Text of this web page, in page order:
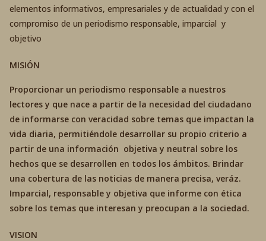
elementos informativos, empresariales y de actualidad y con el
compromiso de un periodismo responsable, imparcial y
objetivo
MISIÓN
Proporcionar un periodismo responsable a nuestros
lectores y que nace a partir de la necesidad del ciudadano
de informarse con veracidad sobre temas que impactan la
vida diaria, permitiéndole desarrollar su propio criterio a
partir de una información objetiva y neutral sobre los
hechos que se desarrollen en todos los ámbitos. Brindar
una cobertura de las noticias de manera precisa, veráz.
Imparcial, responsable y objetiva que informe con ética
sobre los temas que interesan y preocupan a la sociedad.
VISION